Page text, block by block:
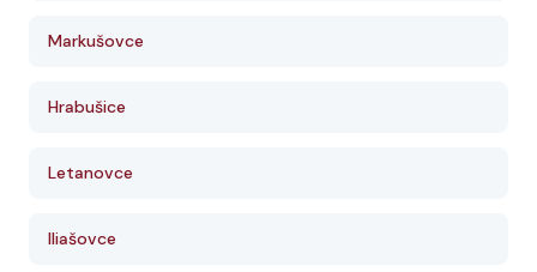
Markušovce
Hrabušice
Letanovce
Iliašovce